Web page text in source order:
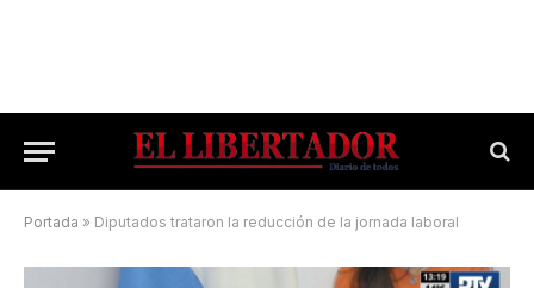
Portada » Diputados trataron la reducción de la jornada laboral